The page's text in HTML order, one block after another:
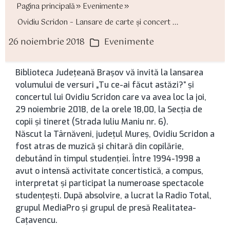
Pagina principală
Evenimente
Ovidiu Scridon – Lansare de carte şi concert ...
26 noiembrie 2018 Categorii
Evenimente
Biblioteca Judeţeană Braşov vă invită la lansarea
volumului de versuri „Tu ce-ai făcut astăzi?” şi
concertul lui Ovidiu Scridon care va avea loc la joi,
29 noiembrie 2018, de la orele 18,00, la Secţia de
copii şi tineret (Strada Iuliu Maniu nr. 6).
Născut la Târnăveni, judeţul Mureş, Ovidiu Scridon a
fost atras de muzică şi chitară din copilărie,
debutând în timpul studenţiei. Între 1994-1998 a
avut o intensă activitate concertistică, a compus,
interpretat şi participat la numeroase spectacole
studenţeşti. După absolvire, a lucrat la Radio Total,
grupul MediaPro şi grupul de presă Realitatea-
Caţavencu.